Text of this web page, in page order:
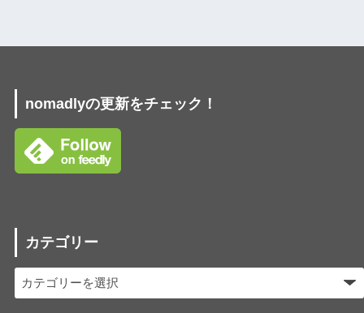
nomadlyの更新をチェック！
カテゴリー